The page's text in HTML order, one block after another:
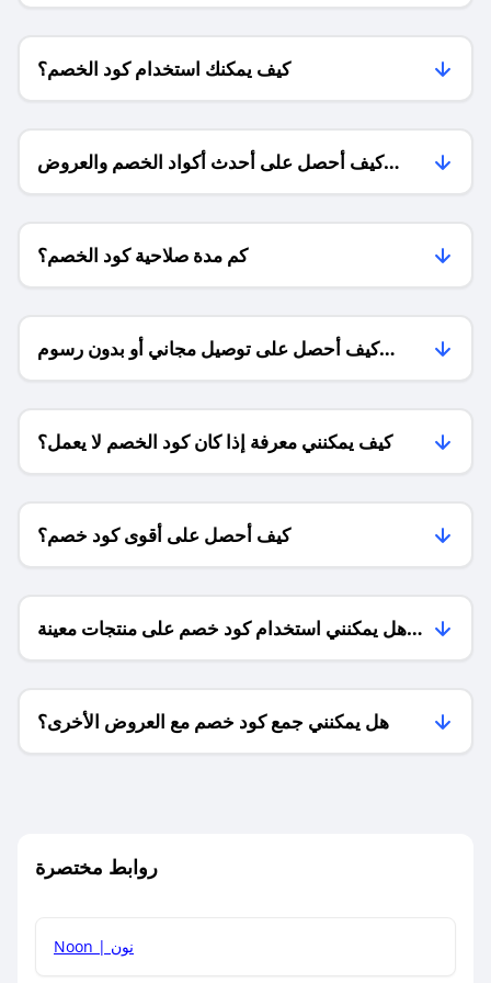
كيف يمكنك استخدام كود الخصم؟
كيف أحصل على أحدث أكواد الخصم والعروض
للمتاجر؟
كم مدة صلاحية كود الخصم؟
كيف أحصل على توصيل مجاني أو بدون رسوم
الشحن ؟
كيف يمكنني معرفة إذا كان كود الخصم لا يعمل؟
كيف أحصل على أقوى كود خصم؟
هل يمكنني استخدام كود خصم على منتجات معينة
فقط؟
هل يمكنني جمع كود خصم مع العروض الأخرى؟
روابط مختصرة
Noon | نون